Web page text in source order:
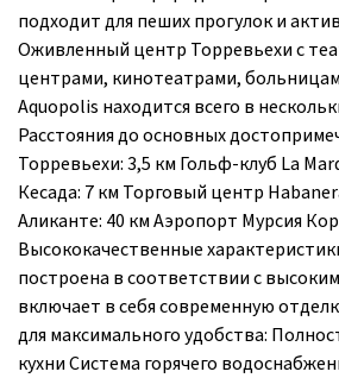
подходит для пеших прогулок и
Оживленный центр Торревьехи с
центрами, кинотеатрами,
Aquopolis находится всего в
Расстояния до основных
Торревьехи: 3,5 км Гольф-клуб La
Кесада: 7 км Торговый центр
Аликанте: 40 км Аэропорт Мурсия
Высококачественные
построена в соответствии с
включает в себя современную
для максимального удобства:
кухни Система горячего